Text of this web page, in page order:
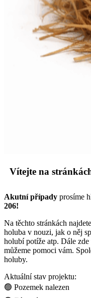
Vítejte na
Akutní případy prosíme
206!
Na těchto stránkách
holuba v nouzi, jak o něj
holubí potíže atp. Dále
můžeme pomoci vám.
holuby.
Aktuální stav projektu:
🟢 Pozemek nalezen